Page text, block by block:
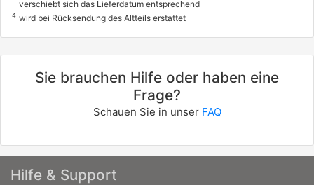
verschiebt sich das Lieferdatum entsprechend
4 wird bei Rücksendung des Altteils erstattet
Sie brauchen Hilfe oder haben eine
Frage?
Schauen Sie in unser FAQ
Hilfe & Support